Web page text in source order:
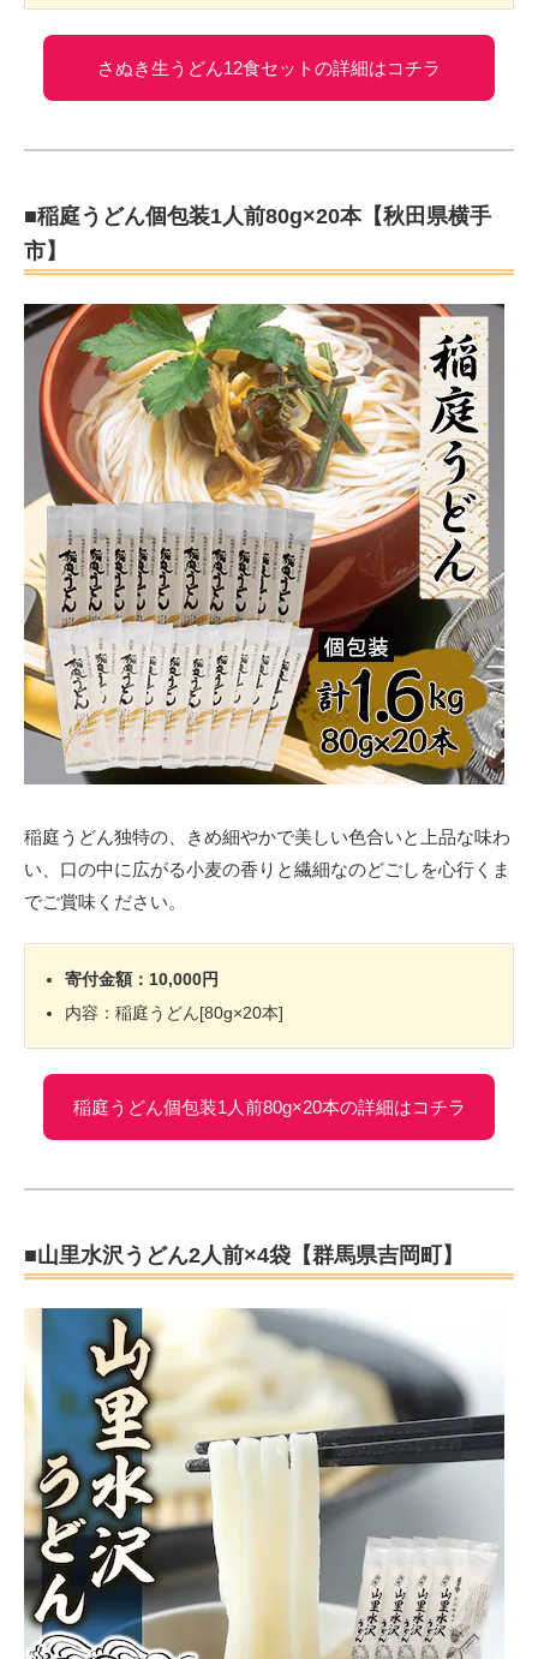
さぬき生うどん12食セットの詳細はコチラ
■稲庭うどん個包装1人前80g×20本【秋田県横手
市】
稲庭うどん独特の、きめ細やかで美しい色合いと上品な味わ
い、口の中に広がる小麦の香りと繊細なのどごしを心行くま
でご賞味ください。
寄付金額：10,000円
内容：稲庭うどん[80g×20本]
稲庭うどん個包装1人前80g×20本の詳細はコチラ
■山里水沢うどん2人前×4袋【群馬県吉岡町】